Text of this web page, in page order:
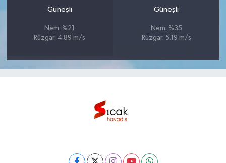
Güneşli
Nem: %21
Rüzgar: 4.89 m/s
Güneşli
Nem: %35
Rüzgar: 5.19 m/s